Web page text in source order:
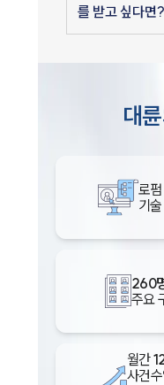
를 받고 싶다면?
대
로펌
기
260
주요
월간
사건